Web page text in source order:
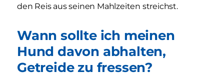
den Reis aus seinen Mahlzeiten streichst.
Wann sollte ich meinen
Hund davon abhalten,
Getreide zu fressen?